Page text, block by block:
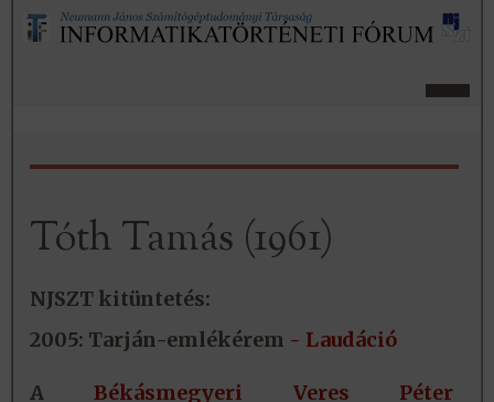
Tóth Tamás (1961)
NJSZT kitüntetés:
2005: Tarján-emlékérem - Laudáció
ABékásmegyeri Veres Péter